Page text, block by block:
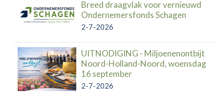
Breed draagvlak voor vernieuwd
Ondernemersfonds Schagen
2-7-2026
UITNODIGING - Miljoenenontbijt
Noord-Holland-Noord, woensdag
16 september
2-7-2026